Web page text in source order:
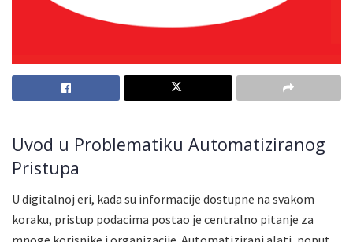
Uvod u Problematiku Automatiziranog
Pristupa
U digitalnoj eri, kada su informacije dostupne na svakom
koraku, pristup podacima postao je centralno pitanje za